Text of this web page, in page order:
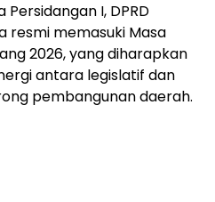
I, DPRD
resmi memasuki Masa
2026, yang diharapkan
antara legislatif dan
pembangunan daerah.